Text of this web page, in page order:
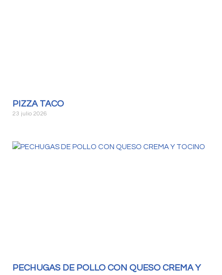
PIZZA TACO
23 julio 2026
PECHUGAS DE POLLO CON QUESO CREMA Y